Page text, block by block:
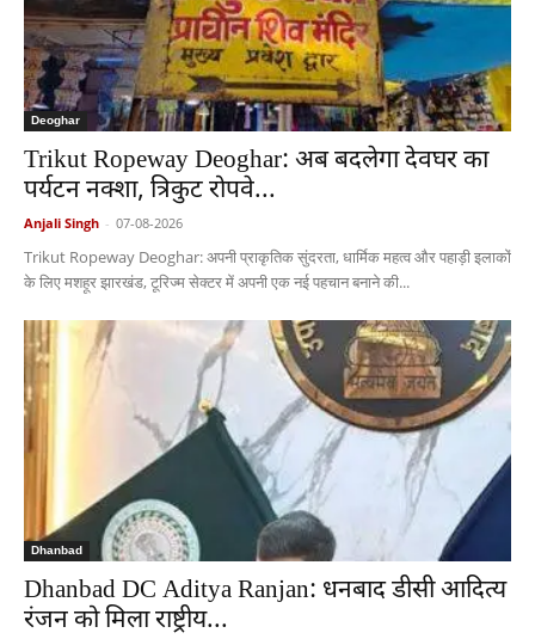
Deoghar
Trikut Ropeway Deoghar: अब बदलेगा देवघर का
पर्यटन नक्शा, त्रिकुट रोपवे...
Anjali Singh - 07-08-2026
Trikut Ropeway Deoghar: अपनी प्राकृतिक सुंदरता, धार्मिक महत्व और पहाड़ी इलाकों
के लिए मशहूर झारखंड, टूरिज्म सेक्टर में अपनी एक नई पहचान बनाने की...
Dhanbad
Dhanbad DC Aditya Ranjan: धनबाद डीसी आदित्य
रंजन को मिला राष्ट्रीय...